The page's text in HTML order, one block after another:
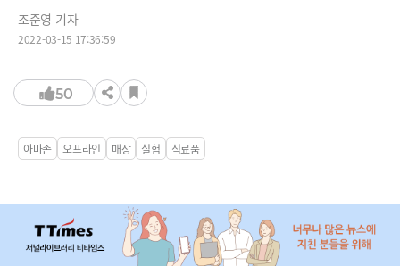
조준영 기자
2022-03-15 17:36:59
50
아마존 오프라인 매장 실험 식료품